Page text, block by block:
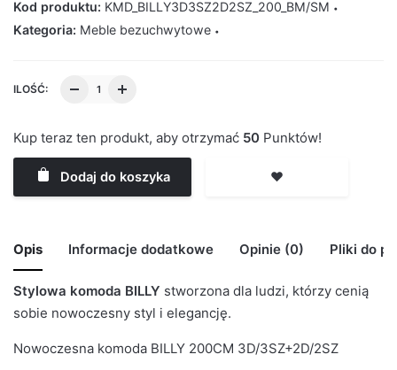
Kod produktu: KMD_BILLY3D3SZ2D2SZ_200_BM/SM
Kategoria: Meble bezuchwytowe
ILOŚĆ:
Kup teraz ten produkt, aby otrzymać 50 Punktów!
Dodaj do koszyka ❤️
Opis Informacje dodatkowe Opinie (0) Pliki do
Stylowa komoda BILLY stworzona dla ludzi, którzy cenią
sobie nowoczesny styl i elegancję.
Nowoczesna komoda BILLY 200CM 3D/3SZ+2D/2SZ
Waga 29 kg
Kolor Korpus Biały Mat
🙁 Nie ma jeszcze opinii o tym produkcie..
product may leave a review.
BRAK MODELU 3D
BILLY_200CM_3D3SZ_2D2SZ